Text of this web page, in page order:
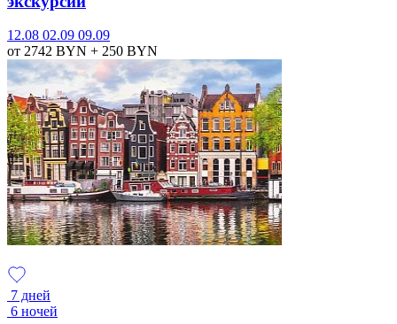
12.08 02.09 09.09
от 2742 BYN + 250 BYN
7 дней
6 ночей